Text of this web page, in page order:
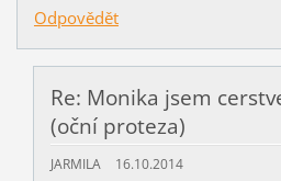
Odpovědět
Re: Monika jsem
(oční proteza)
JARMILA 16.10.2014